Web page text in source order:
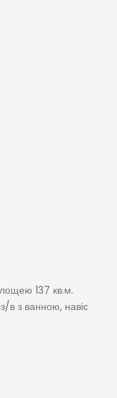
137 кв.м.
в з ванною, навіс